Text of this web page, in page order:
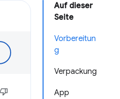
Auf dieser
Seite
Vorbereitun
g
Verpackung
App